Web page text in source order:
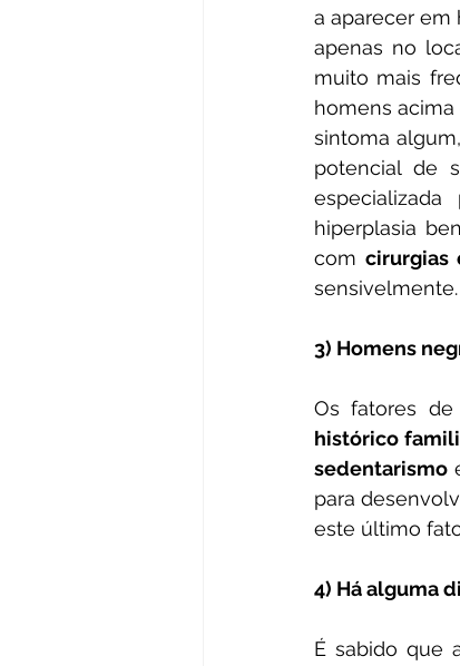
a aparecer em
apenas no
muito mais
homens
sintoma
potencial de
hiperplasia
com cirurgias
sensivelmente.
3) Homens
histórico
sedentarismo
para
este último
4) Há alguma
É sabido que